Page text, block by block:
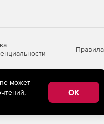
предоставления
Российской
может
OK